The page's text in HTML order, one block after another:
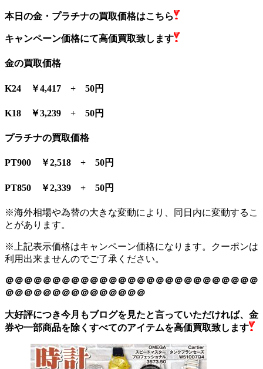
本日の金・プラチナの買取価格はこちら
キャンペーン価格にて高価買取致します
金の買取価格
K24 ￥4,417 + 50円
K18 ￥3,239 + 50円
プラチナの買取価格
PT900 ￥2,518 + 50円
PT850 ￥2,339 + 50円
※海外相場や為替の大きな変動により、同日内に変動するこ
とがあります。
※上記表示価格はキャンペーン価格になります。クーポンは
利用出来ませんのでご了承ください。
＠＠＠＠＠＠＠＠＠＠＠＠＠＠＠＠＠＠＠＠＠＠＠＠＠＠＠
＠＠＠＠＠＠＠＠＠＠＠＠＠＠＠
大好評につき今月もブログを見たと言っていただければ、金
券や一部商品を除くすべてのアイテムを高価買取致します